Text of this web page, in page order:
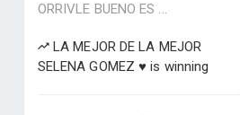
ORRIVLE BUENO ES ...
LA MEJOR DE LA MEJOR
SELENA GOMEZ ♥ is winning